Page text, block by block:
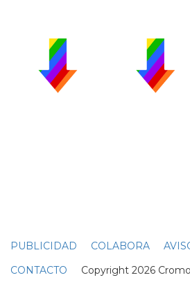
PUBLICIDAD COLABORA
CONTACTO Copyright 2026